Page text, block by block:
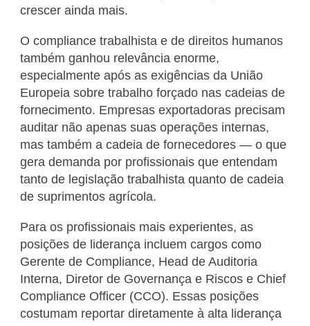
crescer ainda mais.
O compliance trabalhista e de direitos humanos
também ganhou relevância enorme,
especialmente após as exigências da União
Europeia sobre trabalho forçado nas cadeias de
fornecimento. Empresas exportadoras precisam
auditar não apenas suas operações internas,
mas também a cadeia de fornecedores — o que
gera demanda por profissionais que entendam
tanto de legislação trabalhista quanto de cadeia
de suprimentos agrícola.
Para os profissionais mais experientes, as
posições de liderança incluem cargos como
Gerente de Compliance, Head de Auditoria
Interna, Diretor de Governança e Riscos e Chief
Compliance Officer (CCO). Essas posições
costumam reportar diretamente à alta liderança